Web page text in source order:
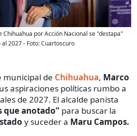
Chihuahua por Acción Nacional se "destapa"
al 2027- Foto:Cuartoscuro
municipal de Chihuahua, Marco
aspiraciones políticas rumbo a
de 2027. El alcalde panista
que anotado” para buscar la
y suceder a Maru Campos.